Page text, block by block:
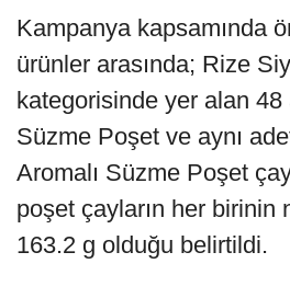
Kampanya kapsamında
ürünler arasında; Rize
kategorisinde yer alan
Süzme Poşet ve aynı
Aromalı Süzme Poşet
poşet çayların her birinin
163.2 g olduğu belirtildi.